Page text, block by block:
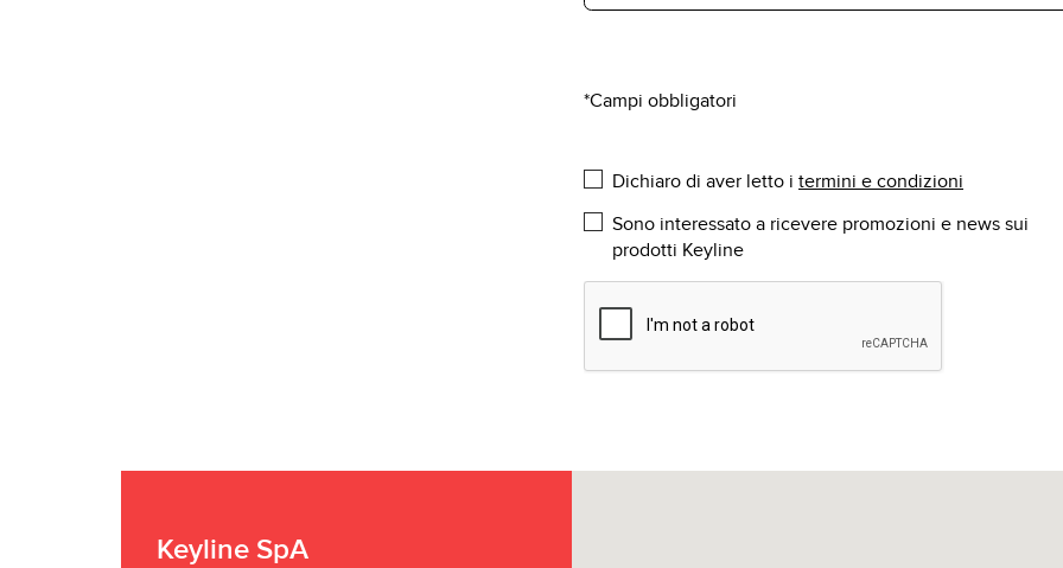
*Campi obbligatori
Dichiaro di aver letto i termini e condizioni
Sono interessato a ricevere promozioni e news sui
prodotti Keyline
Keyline SpA